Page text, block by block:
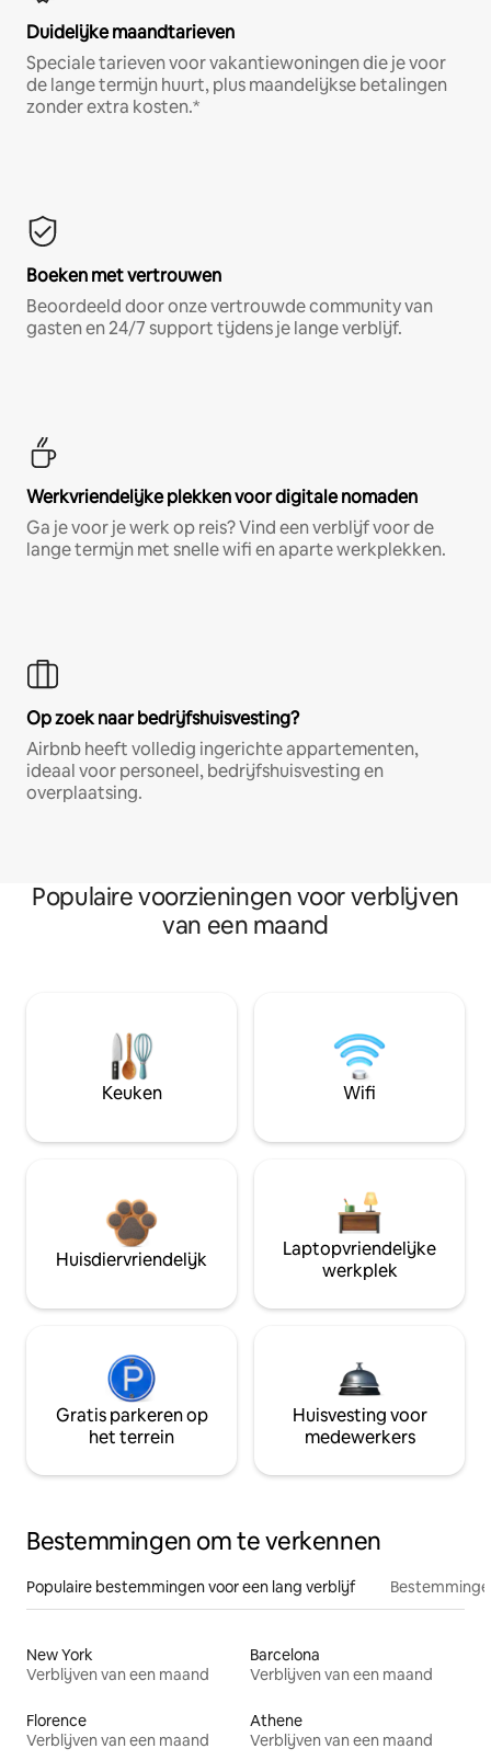
Duidelijke maandtarieven
Speciale tarieven voor vakantiewoningen die je voor
de lange termijn huurt, plus maandelijkse betalingen
zonder extra kosten.*
Boeken met vertrouwen
Beoordeeld door onze vertrouwde community van
gasten en 24/7 support tijdens je lange verblijf.
Werkvriendelijke plekken voor digitale nomaden
Ga je voor je werk op reis? Vind een verblijf voor de
lange termijn met snelle wifi en aparte werkplekken.
Op zoek naar bedrijfshuisvesting?
Airbnb heeft volledig ingerichte appartementen,
ideaal voor personeel, bedrijfshuisvesting en
overplaatsing.
Populaire voorzieningen voor verblijven
van een maand
Keuken Wifi
Huisdiervriendelijk
Laptopvriendelijke
werkplek
Gratis parkeren op
het terrein
Huisvesting voor
medewerkers
Bestemmingen om te verkennen
Populaire bestemmingen voor een lang verblijf
New York
Verblijven van een maand
Barcelona
Verblijven van een maand
Florence
Verblijven van een maand
Athene
Verblijven van een maand